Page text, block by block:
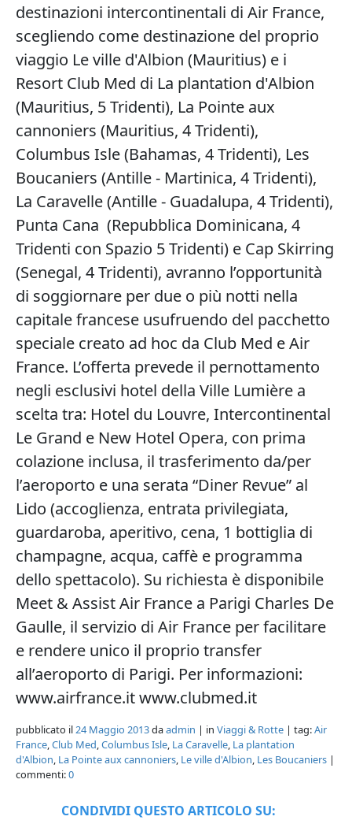
destinazioni intercontinentali di Air France,
scegliendo come destinazione del proprio
viaggio Le ville d'Albion (Mauritius) e i
Resort Club Med di La plantation d'Albion
(Mauritius, 5 Tridenti), La Pointe aux
cannoniers (Mauritius, 4 Tridenti),
Columbus Isle (Bahamas, 4 Tridenti), Les
Boucaniers (Antille - Martinica, 4 Tridenti),
La Caravelle (Antille - Guadalupa, 4 Tridenti),
Punta Cana (Repubblica Dominicana, 4
Tridenti con Spazio 5 Tridenti) e Cap Skirring
(Senegal, 4 Tridenti), avranno l’opportunità
di soggiornare per due o più notti nella
capitale francese usufruendo del pacchetto
speciale creato ad hoc da Club Med e Air
France. L’offerta prevede il pernottamento
negli esclusivi hotel della Ville Lumière a
scelta tra: Hotel du Louvre, Intercontinental
Le Grand e New Hotel Opera, con prima
colazione inclusa, il trasferimento da/per
l’aeroporto e una serata “Diner Revue” al
Lido (accoglienza, entrata privilegiata,
guardaroba, aperitivo, cena, 1 bottiglia di
champagne, acqua, caffè e programma
dello spettacolo). Su richiesta è disponibile
Meet & Assist Air France a Parigi Charles De
Gaulle, il servizio di Air France per facilitare
e rendere unico il proprio transfer
all’aeroporto di Parigi. Per informazioni:
www.airfrance.it www.clubmed.it
pubblicato il24 Maggio 2013daadmin | in Viaggi & Rotte | tag:Air
France,Club Med,Columbus Isle, La Caravelle, La plantation
d'Albion, La Pointe aux cannoniers, Le ville d'Albion, Les Boucaniers |
commenti:0
CONDIVIDI QUESTO ARTICOLO SU: